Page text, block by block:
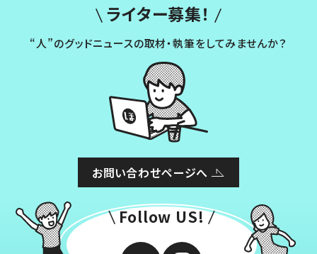
ライター募集！
“人”のグッドニュースの取材・執筆をしてみませんか？
お問い合わせページへ
Follow US!